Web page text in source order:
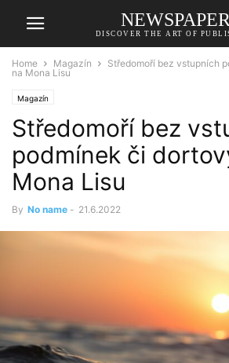
NEWSPAPER
DISCOVER THE ART OF
Home Magazín
Středomoří bez vstupních
na Mona Lisu
Magazín
Středomoří bez
podmínek či
Mona Lisu
By No name - 21.6.2022